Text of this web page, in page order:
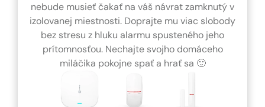
nebude musieť čakať na váš návrat zamknutý v
izolovanej miestnosti. Doprajte mu viac slobody
bez stresu z hluku alarmu spusteného jeho
prítomnosťou. Nechajte svojho domáceho
miláčika pokojne spať a hrať sa 🙂